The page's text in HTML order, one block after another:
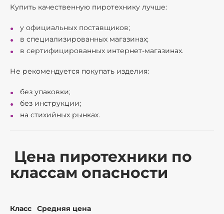
Купить качественную пиротехнику лучше:
у официальных поставщиков;
в специализированных магазинах;
в сертифицированных интернет-магазинах.
Не рекомендуется покупать изделия:
без упаковки;
без инструкции;
на стихийных рынках.
Цена пиротехники по
классам опасности
Класс
Средняя цена